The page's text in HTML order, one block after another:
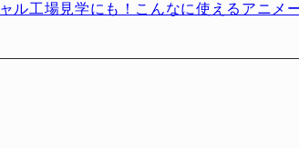
ル工場見学にも！こんなに使えるアニメ